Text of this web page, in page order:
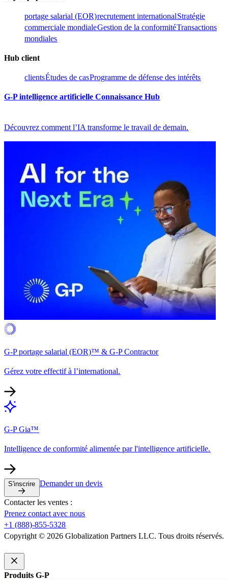
portage salarial (EOR)​​recrutement international​​Stratégie
commerciale mondiale​​Gestion de la conformité​​Transactions
mondiales​​
Hub client​​
clients​​Études de cas​​Programme de défense des intérêts​​
G-P intelligence artificielle Connaissance Hub​​
Découvrez comment l’IA transforme le travail de demain.​​
G-P portage salarial (EOR)™ & G-P Contractor​​
Gérez votre effectif à l’international.​​
G-P Gia™​​
Intelligence de conformité alimentée par l'intelligence artificielle.​​
S'inscrire​​ Demander un devis​​
Contacter les ventes :​​
Prenez contact avec nous​​
+1 (888)-855-5328​​
Copyright © 2026 Globalization Partners LLC. Tous droits réservés.​​
Produits G-P​​